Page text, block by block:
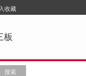
收藏
板